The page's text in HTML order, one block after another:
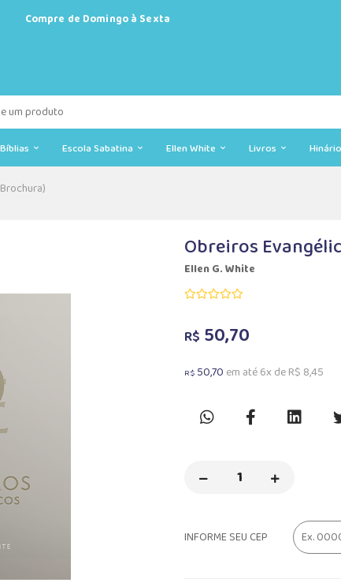
Compre de Domingo à Sexta
Bíblias Escola Sabatina Ellen White Livros
Obreiros
Ellen G. White
R$ 50,70
R$ 50,70 em até 6x de R$ 8,45
INFORME SEU CEP